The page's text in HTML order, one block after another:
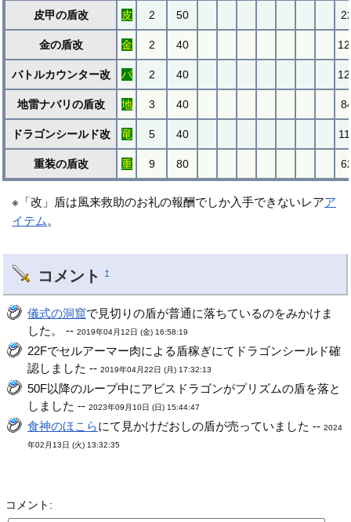
皮甲の盾改 皮 2 50
金の盾改 金 2 40
バトルカウンター改 バ 2 40
地雷ナバリの盾改 地 3 40
ドラゴンシールド改 竜 5 40
重装の盾改 重 9 80
※「改」盾は風来救助のお礼の報酬でしか入手できないレアア
イテム。
コメント †
儀式の洞窟で見切りの盾が普通に落ちているのをみかけま
した。 --2019年04月12日 (金) 16:58:19
22Fでセルアーマー肉による盾稼ぎにてドラゴンシールド確
認しました --2019年04月22日 (月) 17:32:13
50F以降のループ中にアビスドラゴンがプリズムの盾を落と
しました --2023年09月10日 (日) 15:44:47
食神のほこらにて見かけだおしの盾が売っていました --2024
年02月13日 (火) 13:32:35
コメント: